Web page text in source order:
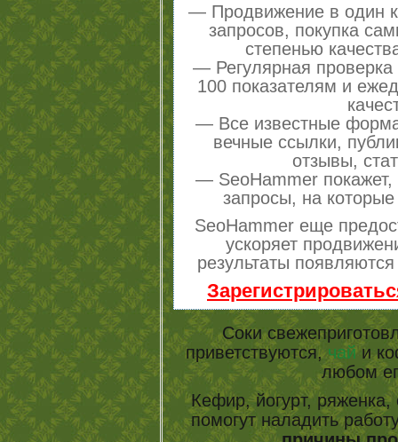
— Продвижение в один
запросов, покупка
степенью
— Регулярная проверка
100 показателям и
— Все известные
вечные ссылки,
отзывы,
— SeoHammer покажет,
запросы, на
SeoHammer еще
ускоряет
результаты
Соки
приветствуются,чайи
любом
Кефир, йогурт,
помогут наладить